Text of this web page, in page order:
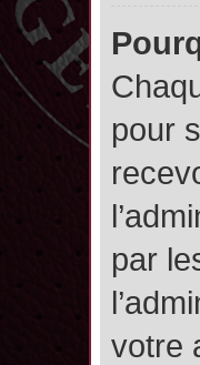
pour
par
votre